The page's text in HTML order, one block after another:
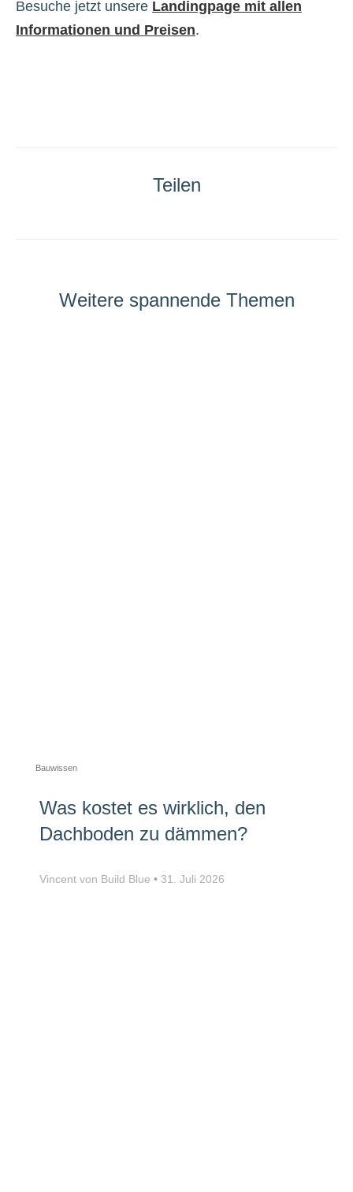
Besuche jetzt unsere Landingpage mit allen
Informationen und Preisen.
Teilen
Weitere spannende Themen
Bauwissen
Was kostet es wirklich, den
Dachboden zu dämmen?
Vincent von Build Blue 31. Juli 2026